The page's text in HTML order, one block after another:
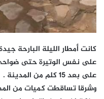
كانت أمطار الليلة البارحة
على نفس الوتيرة حتى
على بعد 15 كلم من المدينة .
وشرقا تساقطت كميات من